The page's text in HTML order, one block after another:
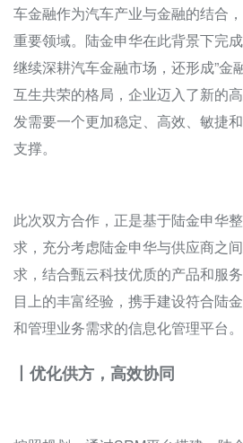
车金融作为汽车产业与金融的结合
重要领域。陆金申华在此背景下完
继续深耕汽车金融市场，还形成”金
互生共荣的格局，企业迈入了新的
发需要一个更加稳定、高效、敏捷
支撑。
此次双方合作，正是基于陆金申华
求，充分考虑陆金申华与供应商之
求，结合甄云科技优质的产品和服
目上的丰富经验，携手建设符合陆
和管理业务需求的信息化管理平台。
丨优化供方，高效协同